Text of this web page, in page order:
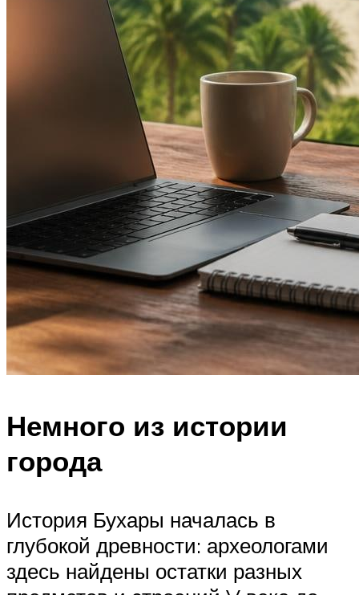
Немного из истории
города
История Бухары началась в
глубокой древности: археологами
здесь найдены остатки разных